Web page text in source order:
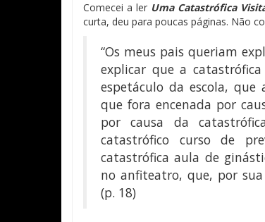
Comecei a ler Uma Catastrófica
curta, deu para poucas páginas. Não
“Os meus pais queriam
explicar que a
espetáculo da escola,
que fora encenada por
por causa da
catastrófico curso de
catastrófica aula de
no anfiteatro, que, por
(p. 18)